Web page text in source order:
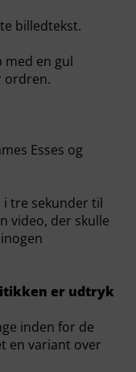
billedtekst.
med en gul
ordren.
Esses og
i tre sekunder til
video, der skulle
er udtryk
inden for de
en variant over